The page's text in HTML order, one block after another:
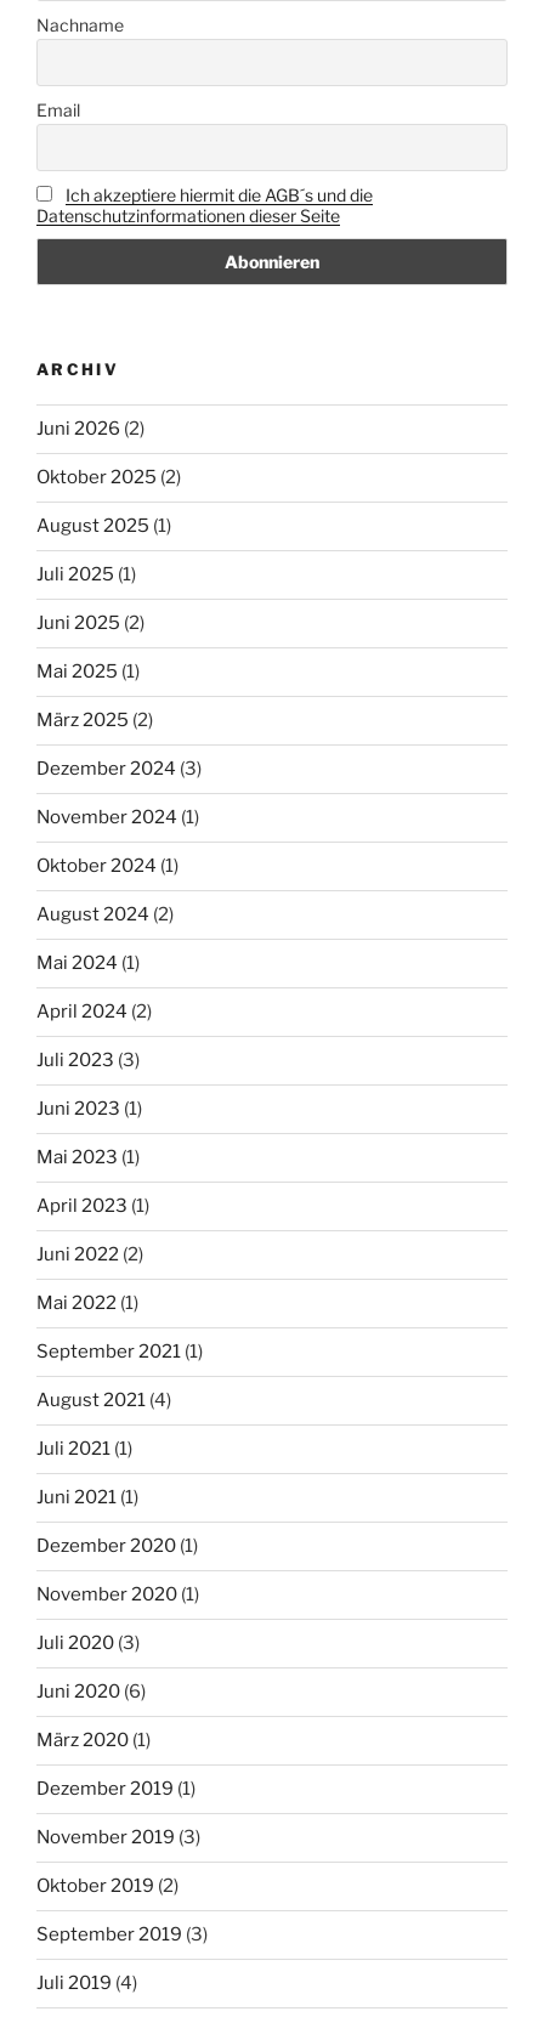
Nachname
Email
Ich akzeptiere hiermit die AGB´s und die
Datenschutzinformationen dieser Seite
ARCHIV
Juni 2026 (2)
Oktober 2025 (2)
August 2025 (1)
Juli 2025 (1)
Juni 2025 (2)
Mai 2025 (1)
März 2025 (2)
Dezember 2024 (3)
November 2024 (1)
Oktober 2024 (1)
August 2024 (2)
Mai 2024 (1)
April 2024 (2)
Juli 2023 (3)
Juni 2023 (1)
Mai 2023 (1)
April 2023 (1)
Juni 2022 (2)
Mai 2022 (1)
September 2021 (1)
August 2021 (4)
Juli 2021 (1)
Juni 2021 (1)
Dezember 2020 (1)
November 2020 (1)
Juli 2020 (3)
Juni 2020 (6)
März 2020 (1)
Dezember 2019 (1)
November 2019 (3)
Oktober 2019 (2)
September 2019 (3)
Juli 2019 (4)